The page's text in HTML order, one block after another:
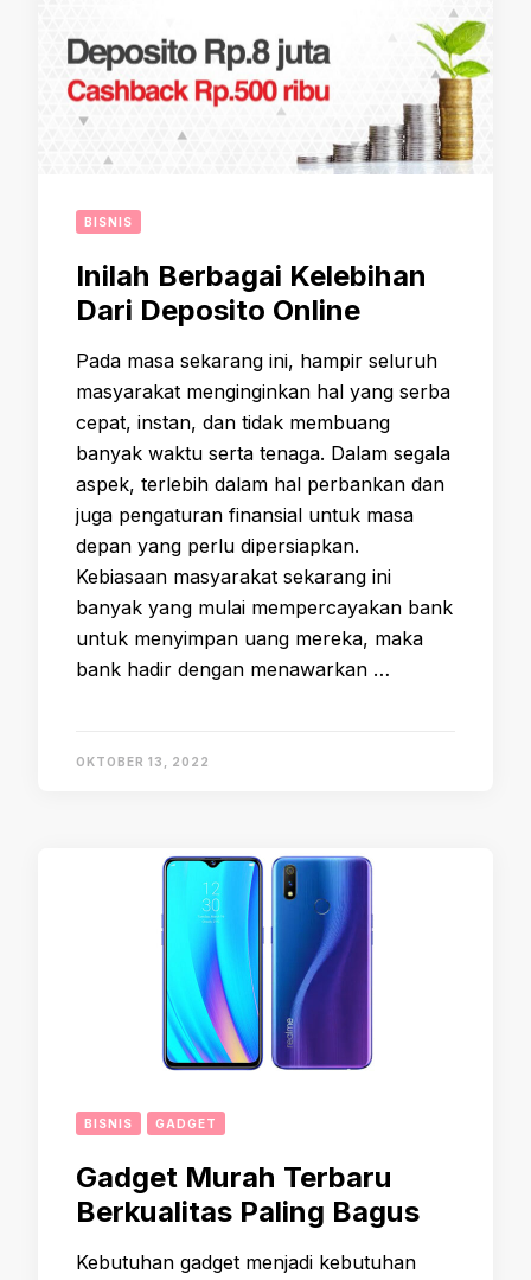
BISNIS
Inilah Berbagai Kelebihan
Dari Deposito Online
Pada masa sekarang ini, hampir seluruh
masyarakat menginginkan hal yang serba
cepat, instan, dan tidak membuang
banyak waktu serta tenaga. Dalam segala
aspek, terlebih dalam hal perbankan dan
juga pengaturan finansial untuk masa
depan yang perlu dipersiapkan.
Kebiasaan masyarakat sekarang ini
banyak yang mulai mempercayakan bank
untuk menyimpan uang mereka, maka
bank hadir dengan menawarkan …
OKTOBER 13, 2022
BISNIS GADGET
Gadget Murah Terbaru
Berkualitas Paling Bagus
Kebutuhan gadget menjadi kebutuhan